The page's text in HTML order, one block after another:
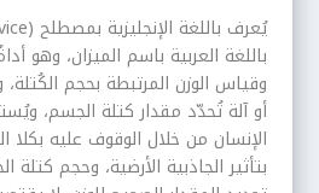
باللغة العربية باسم الميزان، وهو
وقياس الوزن المرتبطة بحجم
أو آلة تُحدّد مقدار كتلة الجسم،
الإنسان من خلال الوقوف عليه بكلا
بتأثير الجاذبية الأرضية، وحجم